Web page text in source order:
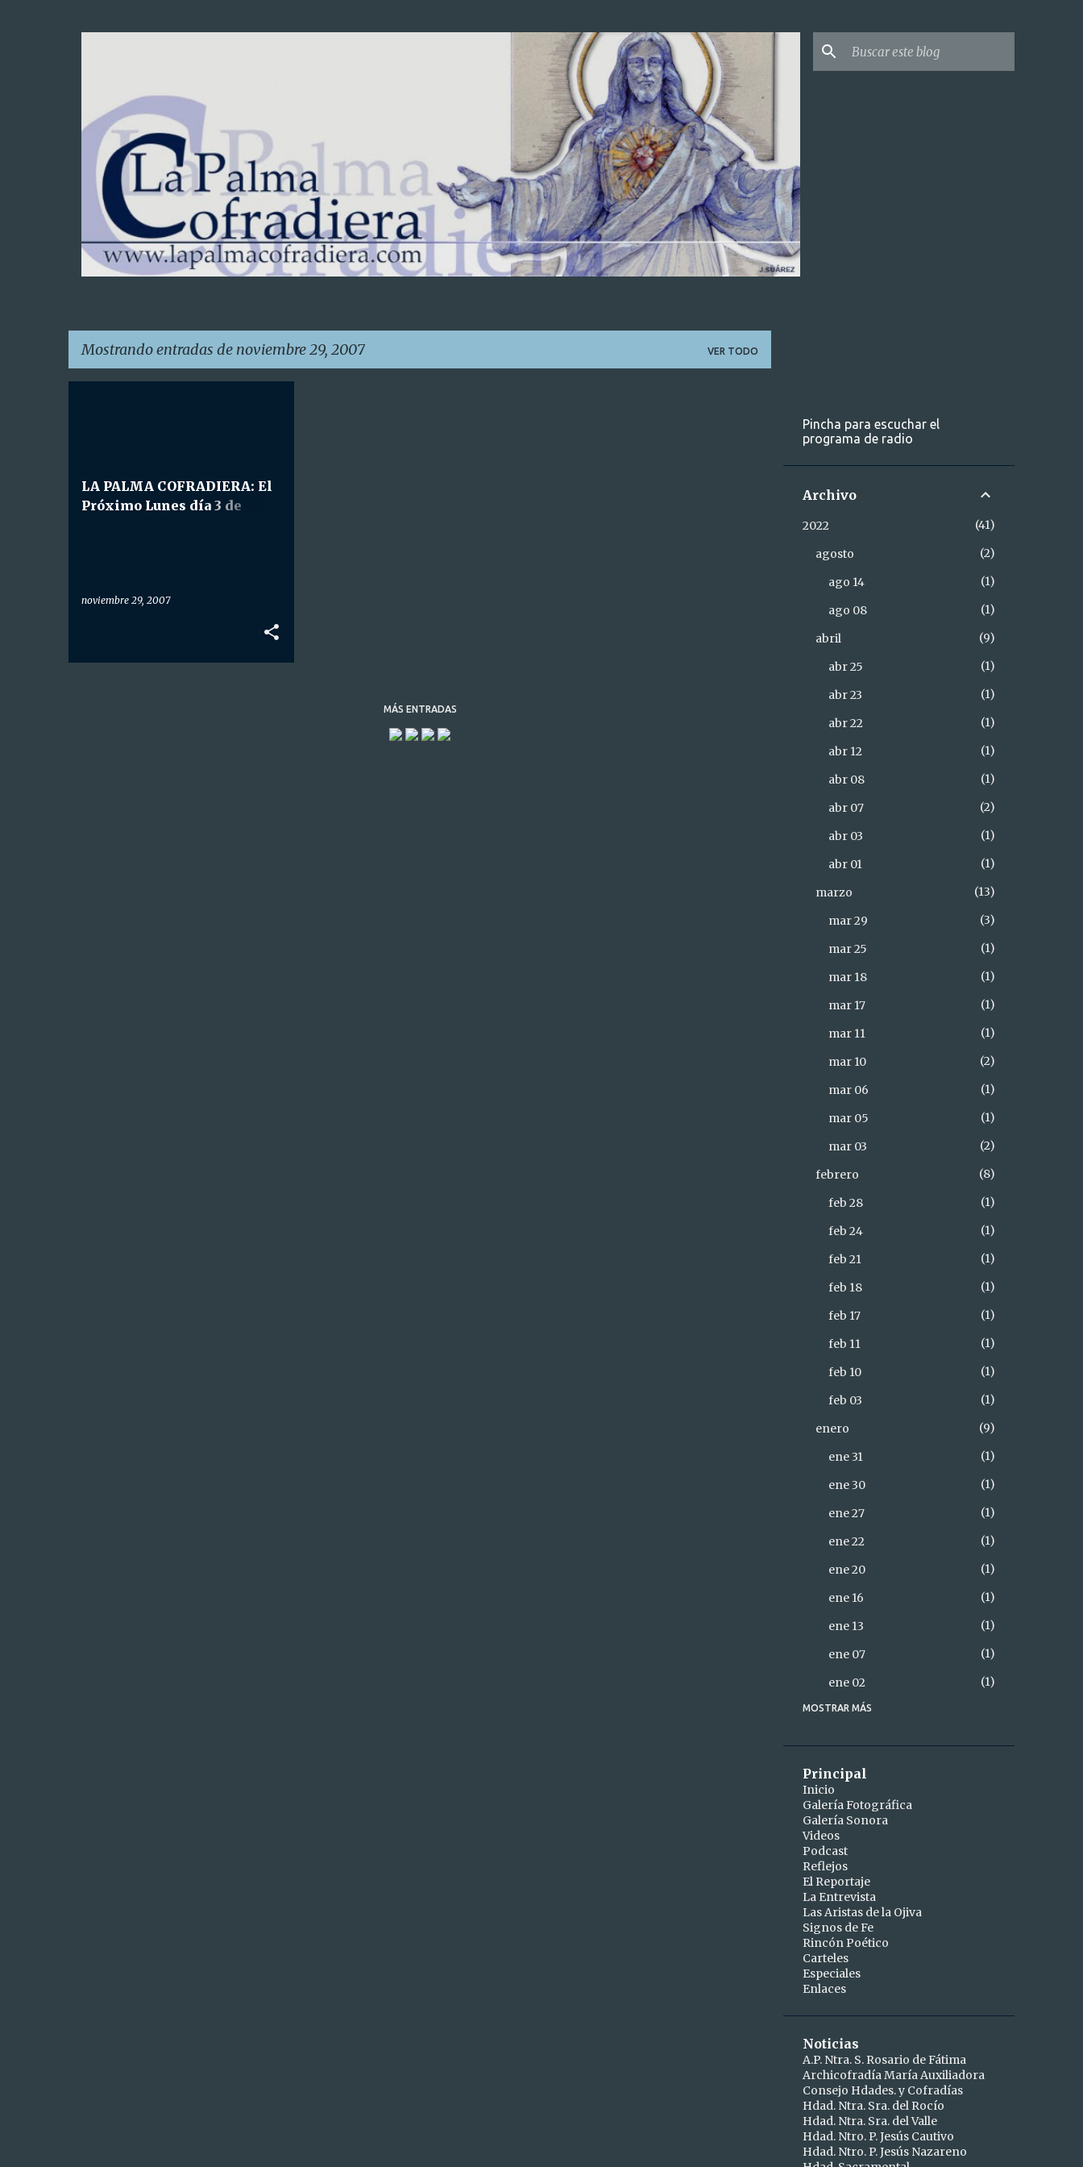
Mostrando entradas de noviembre 29, 2007 VER TODO
LA PALMA COFRADIERA: El
Próximo Lunes día 3 de
noviembre 29, 2007
MÁS ENTRADAS
Pincha para escuchar el
programa de radio
Archivo
2022
41
agosto
2
ago 14
1
ago 08
1
abril
9
abr 25
1
abr 23
1
abr 22
1
abr 12
1
abr 08
1
abr 07
2
abr 03
1
abr 01
1
marzo
13
mar 29
3
mar 25
1
mar 18
1
mar 17
1
mar 11
1
mar 10
2
mar 06
1
mar 05
1
mar 03
2
febrero
8
feb 28
1
feb 24
1
feb 21
1
feb 18
1
feb 17
1
feb 11
1
feb 10
1
feb 03
1
enero
9
ene 31
1
ene 30
1
ene 27
1
ene 22
1
ene 20
1
ene 16
1
ene 13
1
ene 07
1
ene 02
1
2021
dic 28
dic 26
abril
abr 15
abr 10
marzo
mar 25
mar 24
mar 19
mar 16
1
mar 11
mar 09
mar 06
mar 04
febrero
MOSTRAR MÁS
Principal
Inicio
Galería Fotográfica
Galería Sonora
Videos
Podcast
Reflejos
El Reportaje
La Entrevista
Las Aristas de la Ojiva
Signos de Fe
Rincón Poético
Carteles
Especiales
Enlaces
Noticias
A.P. Ntra. S. Rosario de Fátima
Archicofradía María Auxiliadora
Consejo Hdades. y Cofradías
Hdad. Ntra. Sra. del Rocío
Hdad. Ntra. Sra. del Valle
Hdad. Ntro. P. Jesús Cautivo
Hdad. Ntro. P. Jesús Nazareno